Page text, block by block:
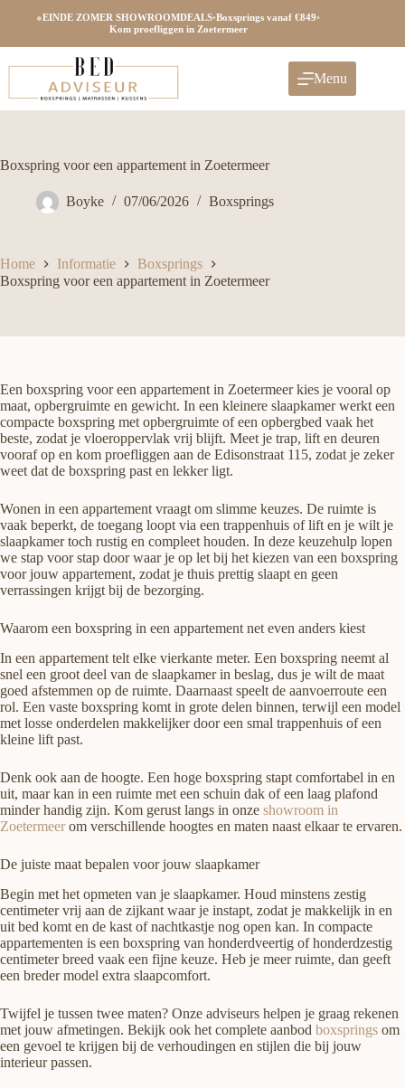
●EINDE ZOMER SHOWROOMDEALS•Boxsprings vanaf €849•
Kom proefliggen in Zoetermeer
Menu
Boxspring voor een appartement in Zoetermeer
Boyke 07/06/2026 Boxsprings
Home Informatie
Boxsprings
Boxspring voor een appartement in Zoetermeer
Een boxspring voor een appartement in Zoetermeer kies je vooral op
maat, opbergruimte en gewicht. In een kleinere slaapkamer werkt een
compacte boxspring met opbergruimte of een opbergbed vaak het
beste, zodat je vloeroppervlak vrij blijft. Meet je trap, lift en deuren
vooraf op en kom proefliggen aan de Edisonstraat 115, zodat je zeker
weet dat de boxspring past en lekker ligt.
Wonen in een appartement vraagt om slimme keuzes. De ruimte is
vaak beperkt, de toegang loopt via een trappenhuis of lift en je wilt je
slaapkamer toch rustig en compleet houden. In deze keuzehulp lopen
we stap voor stap door waar je op let bij het kiezen van een boxspring
voor jouw appartement, zodat je thuis prettig slaapt en geen
verrassingen krijgt bij de bezorging.
Waarom een boxspring in een appartement net even anders kiest
In een appartement telt elke vierkante meter. Een boxspring neemt al
snel een groot deel van de slaapkamer in beslag, dus je wilt de maat
goed afstemmen op de ruimte. Daarnaast speelt de aanvoerroute een
rol. Een vaste boxspring komt in grote delen binnen, terwijl een model
met losse onderdelen makkelijker door een smal trappenhuis of een
kleine lift past.
Denk ook aan de hoogte. Een hoge boxspring stapt comfortabel in en
uit, maar kan in een ruimte met een schuin dak of een laag plafond
minder handig zijn. Kom gerust langs in onze showroom in
Zoetermeerom verschillende hoogtes en maten naast elkaar te ervaren.
De juiste maat bepalen voor jouw slaapkamer
Begin met het opmeten van je slaapkamer. Houd minstens zestig
centimeter vrij aan de zijkant waar je instapt, zodat je makkelijk in en
uit bed komt en de kast of nachtkastje nog open kan. In compacte
appartementen is een boxspring van honderdveertig of honderdzestig
centimeter breed vaak een fijne keuze. Heb je meer ruimte, dan geeft
een breder model extra slaapcomfort.
Twijfel je tussen twee maten? Onze adviseurs helpen je graag rekenen
met jouw afmetingen. Bekijk ook het complete aanbod boxsprings om
een gevoel te krijgen bij de verhoudingen en stijlen die bij jouw
interieur passen.